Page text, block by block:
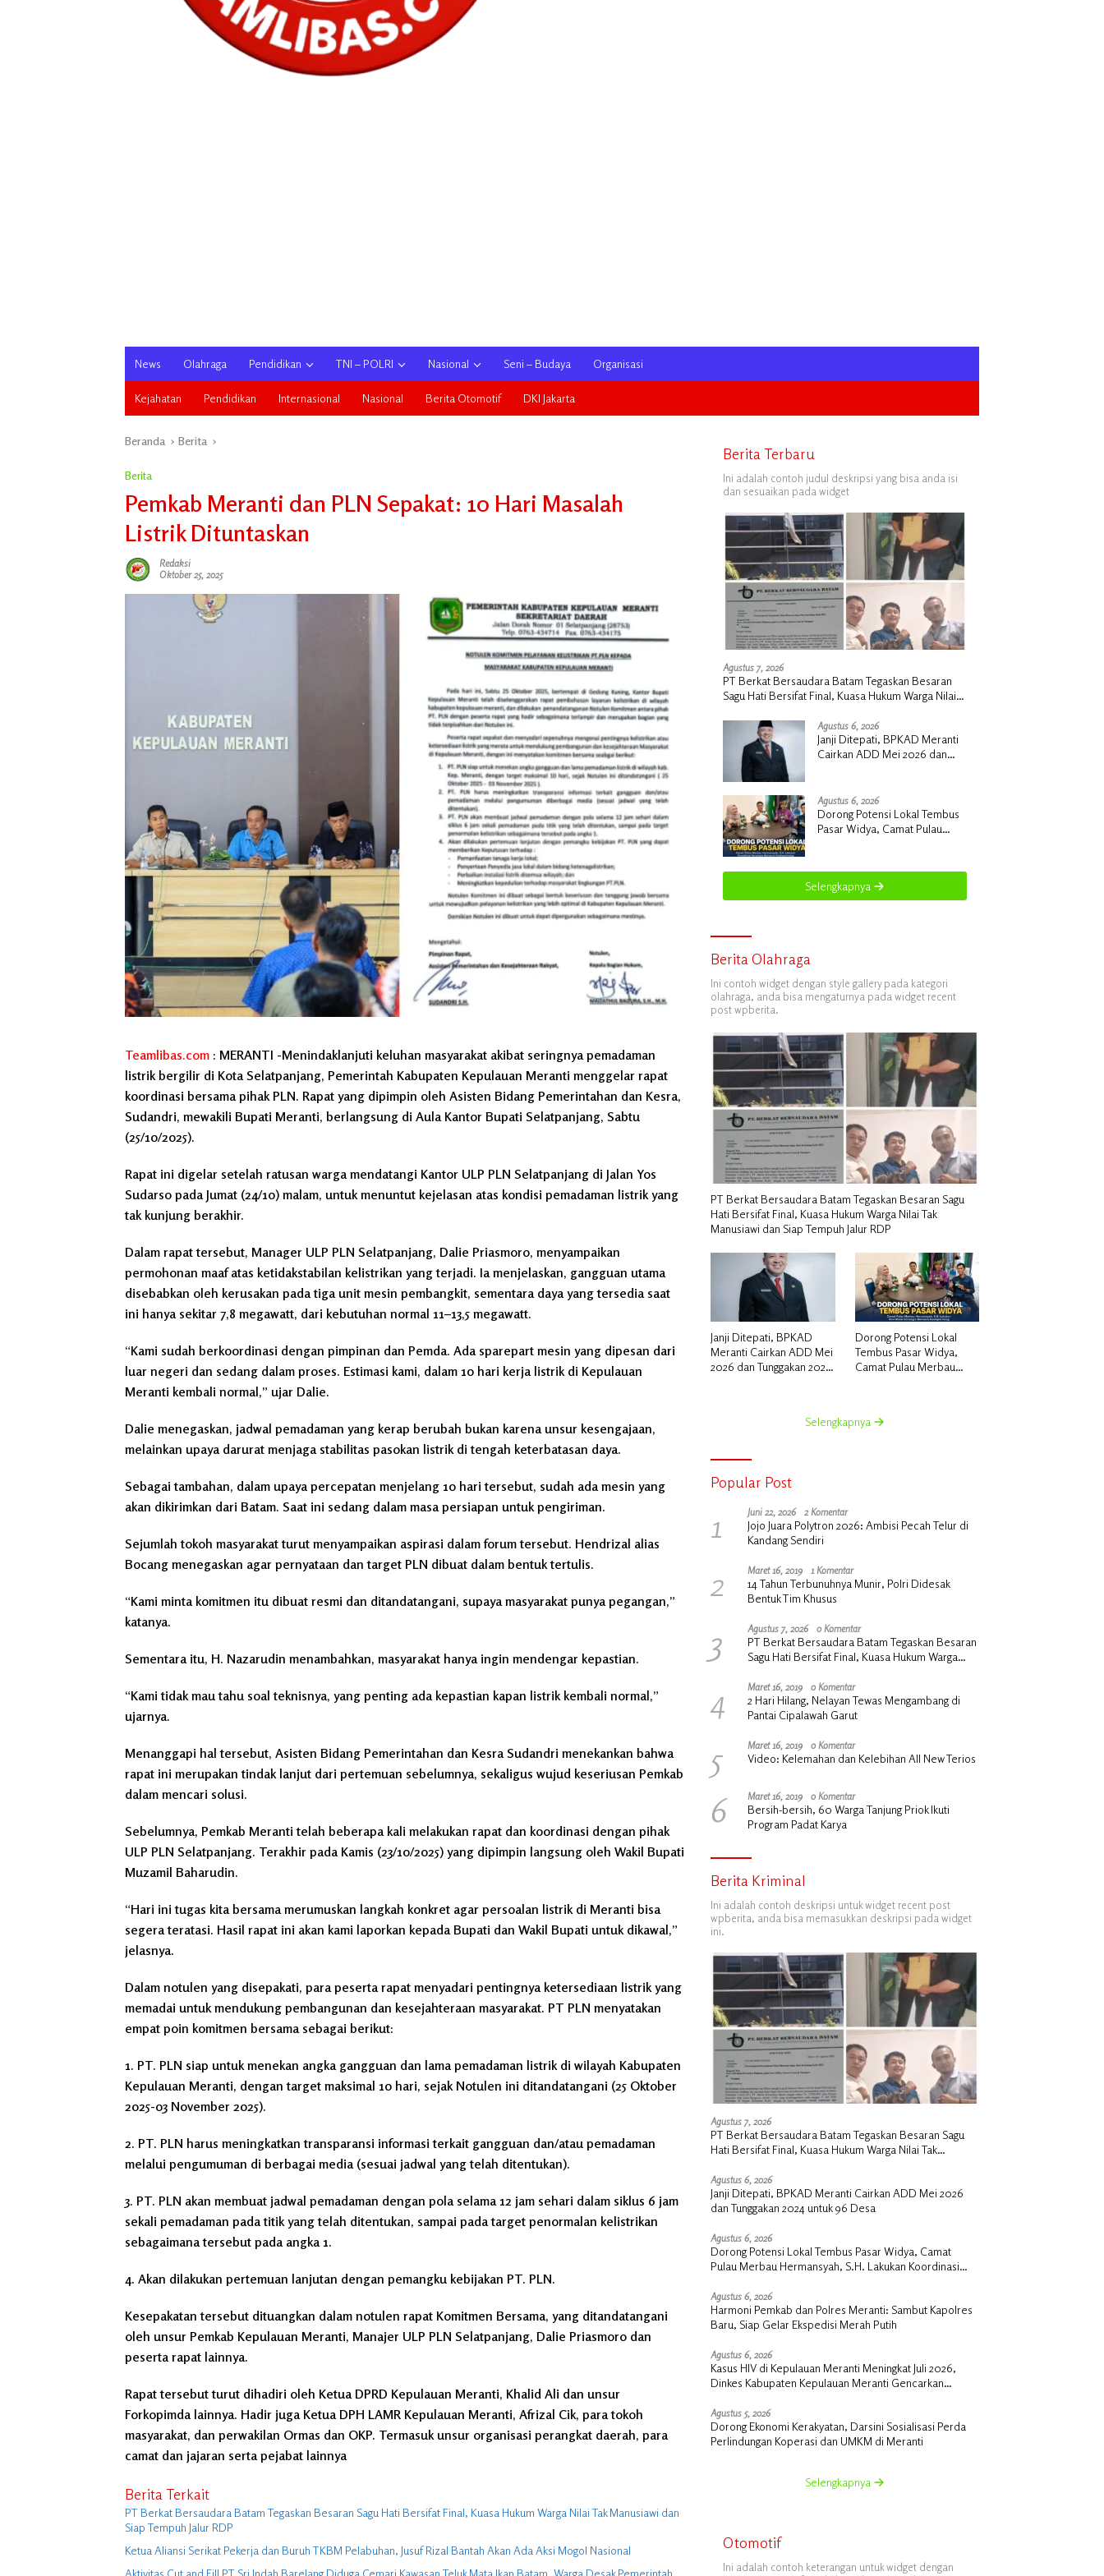
News Olahraga Pendidikan TNI – POLRI Nasional Seni – Budaya Organisasi
Kejahatan Pendidikan Internasional Nasional Berita Otomotif DKI Jakarta
Beranda Berita
Berita
Pemkab Meranti dan PLN Sepakat: 10 Hari Masalah
Listrik Dituntaskan
Redaksi
Oktober 25, 2025
Teamlibas.com : MERANTI -Menindaklanjuti keluhan masyarakat akibat seringnya pemadaman
listrik bergilir di Kota Selatpanjang, Pemerintah Kabupaten Kepulauan Meranti menggelar rapat
koordinasi bersama pihak PLN. Rapat yang dipimpin oleh Asisten Bidang Pemerintahan dan Kesra,
Sudandri, mewakili Bupati Meranti, berlangsung di Aula Kantor Bupati Selatpanjang, Sabtu
(25/10/2025).
Rapat ini digelar setelah ratusan warga mendatangi Kantor ULP PLN Selatpanjang di Jalan Yos
Sudarso pada Jumat (24/10) malam, untuk menuntut kejelasan atas kondisi pemadaman listrik yang
tak kunjung berakhir.
Dalam rapat tersebut, Manager ULP PLN Selatpanjang, Dalie Priasmoro, menyampaikan
permohonan maaf atas ketidakstabilan kelistrikan yang terjadi. Ia menjelaskan, gangguan utama
disebabkan oleh kerusakan pada tiga unit mesin pembangkit, sementara daya yang tersedia saat
ini hanya sekitar 7,8 megawatt, dari kebutuhan normal 11–13,5 megawatt.
“Kami sudah berkoordinasi dengan pimpinan dan Pemda. Ada sparepart mesin yang dipesan dari
luar negeri dan sedang dalam proses. Estimasi kami, dalam 10 hari kerja listrik di Kepulauan
Meranti kembali normal,” ujar Dalie.
Dalie menegaskan, jadwal pemadaman yang kerap berubah bukan karena unsur kesengajaan,
melainkan upaya darurat menjaga stabilitas pasokan listrik di tengah keterbatasan daya.
Sebagai tambahan, dalam upaya percepatan menjelang 10 hari tersebut, sudah ada mesin yang
akan dikirimkan dari Batam. Saat ini sedang dalam masa persiapan untuk pengiriman.
Sejumlah tokoh masyarakat turut menyampaikan aspirasi dalam forum tersebut. Hendrizal alias
Bocang menegaskan agar pernyataan dan target PLN dibuat dalam bentuk tertulis.
“Kami minta komitmen itu dibuat resmi dan ditandatangani, supaya masyarakat punya pegangan,”
katanya.
Sementara itu, H. Nazarudin menambahkan, masyarakat hanya ingin mendengar kepastian.
“Kami tidak mau tahu soal teknisnya, yang penting ada kepastian kapan listrik kembali normal,”
ujarnya.
Menanggapi hal tersebut, Asisten Bidang Pemerintahan dan Kesra Sudandri menekankan bahwa
rapat ini merupakan tindak lanjut dari pertemuan sebelumnya, sekaligus wujud keseriusan Pemkab
dalam mencari solusi.
Sebelumnya, Pemkab Meranti telah beberapa kali melakukan rapat dan koordinasi dengan pihak
ULP PLN Selatpanjang. Terakhir pada Kamis (23/10/2025) yang dipimpin langsung oleh Wakil Bupati
Muzamil Baharudin.
“Hari ini tugas kita bersama merumuskan langkah konkret agar persoalan listrik di Meranti bisa
segera teratasi. Hasil rapat ini akan kami laporkan kepada Bupati dan Wakil Bupati untuk dikawal,”
jelasnya.
Dalam notulen yang disepakati, para peserta rapat menyadari pentingnya ketersediaan listrik yang
memadai untuk mendukung pembangunan dan kesejahteraan masyarakat. PT PLN menyatakan
empat poin komitmen bersama sebagai berikut:
1. PT. PLN siap untuk menekan angka gangguan dan lama pemadaman listrik di wilayah Kabupaten
Kepulauan Meranti, dengan target maksimal 10 hari, sejak Notulen ini ditandatangani (25 Oktober
2025-03 November 2025).
2. PT. PLN harus meningkatkan transparansi informasi terkait gangguan dan/atau pemadaman
melalui pengumuman di berbagai media (sesuai jadwal yang telah ditentukan).
3. PT. PLN akan membuat jadwal pemadaman dengan pola selama 12 jam sehari dalam siklus 6 jam
sekali pemadaman pada titik yang telah ditentukan, sampai pada target penormalan kelistrikan
sebagaimana tersebut pada angka 1.
4. Akan dilakukan pertemuan lanjutan dengan pemangku kebijakan PT. PLN.
Kesepakatan tersebut dituangkan dalam notulen rapat Komitmen Bersama, yang ditandatangani
oleh unsur Pemkab Kepulauan Meranti, Manajer ULP PLN Selatpanjang, Dalie Priasmoro dan
peserta rapat lainnya.
Rapat tersebut turut dihadiri oleh Ketua DPRD Kepulauan Meranti, Khalid Ali dan unsur
Forkopimda lainnya. Hadir juga Ketua DPH LAMR Kepulauan Meranti, Afrizal Cik, para tokoh
masyarakat, dan perwakilan Ormas dan OKP. Termasuk unsur organisasi perangkat daerah, para
camat dan jajaran serta pejabat lainnya
Berita Terkait
PT Berkat Bersaudara Batam Tegaskan Besaran Sagu Hati Bersifat Final, Kuasa Hukum Warga Nilai Tak Manusiawi dan
Siap Tempuh Jalur RDP
Ketua Aliansi Serikat Pekerja dan Buruh TKBM Pelabuhan, Jusuf Rizal Bantah Akan Ada Aksi Mogol Nasional
Aktivitas Cut and Fill PT Sri Indah Barelang Diduga Cemari Kawasan Teluk Mata Ikan Batam, Warga Desak Pemerintah
Berita Terbaru
Ini adalah contoh judul deskripsi yang bisa anda isi
dan sesuaikan pada widget
Agustus 7, 2026
PT Berkat Bersaudara Batam Tegaskan Besaran
Sagu Hati Bersifat Final, Kuasa Hukum Warga Nilai
Agustus 6, 2026
Janji Ditepati, BPKAD Meranti
Cairkan ADD Mei 2026 dan
Agustus 6, 2026
Dorong Potensi Lokal Tembus
Pasar Widya, Camat Pulau
Bersama Kadisperindag
Selengkapnya
Berita Olahraga
Ini contoh widget dengan style gallery pada kategori
olahraga, anda bisa mengaturnya pada widget recent
post wpberita.
PT Berkat Bersaudara Batam Tegaskan Besaran Sagu
Hati Bersifat Final, Kuasa Hukum Warga Nilai Tak
Manusiawi dan Siap Tempuh Jalur RDP
Janji Ditepati, BPKAD
Meranti Cairkan ADD Mei
2026 dan Tunggakan 2024
Dorong Potensi Lokal
Tembus Pasar Widya,
Camat Pulau Merbau
Kadisperindag
Selengkapnya
Popular Post
1 Juni 22, 2026 2 Komentar
Jojo Juara Polytron 2026: Ambisi Pecah Telur di
Kandang Sendiri
2 Maret 16, 2019 1 Komentar
14 Tahun Terbunuhnya Munir, Polri Didesak
Bentuk Tim Khusus
3 Agustus 7, 2026 0 Komentar
PT Berkat Bersaudara Batam Tegaskan Besaran
Sagu Hati Bersifat Final, Kuasa Hukum Warga
4 Maret 16, 2019 0 Komentar
2 Hari Hilang, Nelayan Tewas Mengambang di
Pantai Cipalawah Garut
5 Maret 16, 2019 0 Komentar
Video: Kelemahan dan Kelebihan All New Terios
6 Maret 16, 2019 0 Komentar
Bersih-bersih, 60 Warga Tanjung Priok Ikuti
Program Padat Karya
Berita Kriminal
Ini adalah contoh deskripsi untuk widget recent post
wpberita, anda bisa memasukkan deskripsi pada widget
ini.
Agustus 7, 2026
PT Berkat Bersaudara Batam Tegaskan Besaran Sagu
Hati Bersifat Final, Kuasa Hukum Warga Nilai Tak
Agustus 6, 2026
Janji Ditepati, BPKAD Meranti Cairkan ADD Mei 2026
dan Tunggakan 2024 untuk 96 Desa
Agustus 6, 2026
Dorong Potensi Lokal Tembus Pasar Widya, Camat
Pulau Merbau Hermansyah, S.H. Lakukan Koordinasi
Agustus 6, 2026
Harmoni Pemkab dan Polres Meranti: Sambut Kapolres
Baru, Siap Gelar Ekspedisi Merah Putih
Agustus 6, 2026
Kasus HIV di Kepulauan Meranti Meningkat Juli 2026,
Dinkes Kabupaten Kepulauan Meranti Gencarkan
Agustus 5, 2026
Dorong Ekonomi Kerakyatan, Darsini Sosialisasi Perda
Perlindungan Koperasi dan UMKM di Meranti
Selengkapnya
Otomotif
Ini adalah contoh keterangan untuk widget dengan